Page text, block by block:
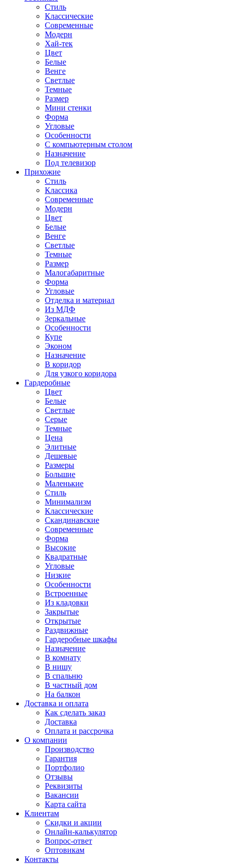
Стиль
Классические
Современные
Модерн
Хай-тек
Цвет
Белые
Венге
Светлые
Темные
Размер
Мини стенки
Форма
Угловые
Особенности
С компьютерным столом
Назначение
Под телевизор
Прихожие
Стиль
Классика
Современные
Модерн
Цвет
Белые
Венге
Светлые
Темные
Размер
Малогабаритные
Форма
Угловые
Отделка и материал
Из МДФ
Зеркальные
Особенности
Купе
Эконом
Назначение
В коридор
Для узкого коридора
Гардеробные
Цвет
Белые
Светлые
Серые
Темные
Цена
Элитные
Дешевые
Размеры
Большие
Маленькие
Стиль
Минимализм
Классические
Скандинавские
Современные
Форма
Высокие
Квадратные
Угловые
Низкие
Особенности
Встроенные
Из кладовки
Закрытые
Открытые
Раздвижные
Гардеробные шкафы
Назначение
В комнату
В нишу
В спальню
В частный дом
На балкон
Доставка и оплата
Как сделать заказ
Доставка
Оплата и рассрочка
О компании
Производство
Гарантия
Портфолио
Отзывы
Реквизиты
Вакансии
Карта сайта
Клиентам
Скидки и акции
Онлайн-калькулятор
Вопрос-ответ
Оптовикам
Контакты